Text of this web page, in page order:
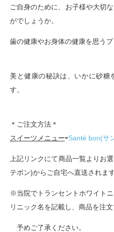
ご自身のために、お子様や大切
がでしょうか。
歯の健康やお身体の健康を思うプ
美と健康の秘訣は、いかに砂糖
す。
＊ご注文方法＊
スイーツメニュー⇨Santé bon(サ
上記リンクにて商品一覧よりお
テボン)からご自宅へ直送されます
※当院でトランセントホワイト
リニック名を記載し、商品を注文
予めご了承ください。